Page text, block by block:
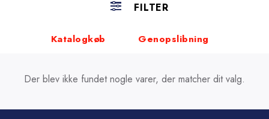
FILTER
Katalogkøb Genopslibning
Der blev ikke fundet nogle varer, der matcher dit valg.